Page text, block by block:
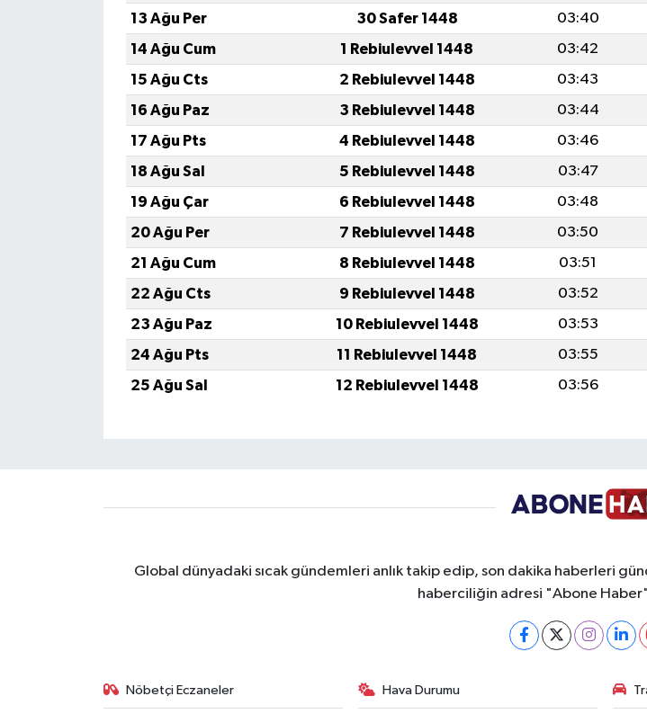
13 Ağu Per
30 Safer 1448 03:40
14 Ağu Cum
1 Rebiulevvel 1448 03:42
15 Ağu Cts
2 Rebiulevvel 1448 03:43
16 Ağu Paz
3 Rebiulevvel 1448 03:44
17 Ağu Pts
4 Rebiulevvel 1448 03:46
18 Ağu Sal
5 Rebiulevvel 1448 03:47
19 Ağu Çar
6 Rebiulevvel 1448 03:48
20 Ağu Per
7 Rebiulevvel 1448 03:50
21 Ağu Cum
8 Rebiulevvel 1448 03:51
22 Ağu Cts
9 Rebiulevvel 1448 03:52
23 Ağu Paz
10 Rebiulevvel 1448 03:53
24 Ağu Pts
11 Rebiulevvel 1448 03:55
25 Ağu Sal
12 Rebiulevvel 1448 03:56
Global dünyadaki sıcak gündemleri anlık takip edip, son dakika haberleri
haberciliğin adresi "Abone
Nöbetçi Eczaneler Hava Durumu